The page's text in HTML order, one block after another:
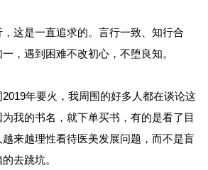
是一直追求的。言行一致、知行合
，遇到困难不改初心，不堕良知。
年要火，我周围的好多人都在谈论这
我的书名，就下单买书，有的是看了目
来越理性看待医美发展问题，而不是盲
去跳坑。